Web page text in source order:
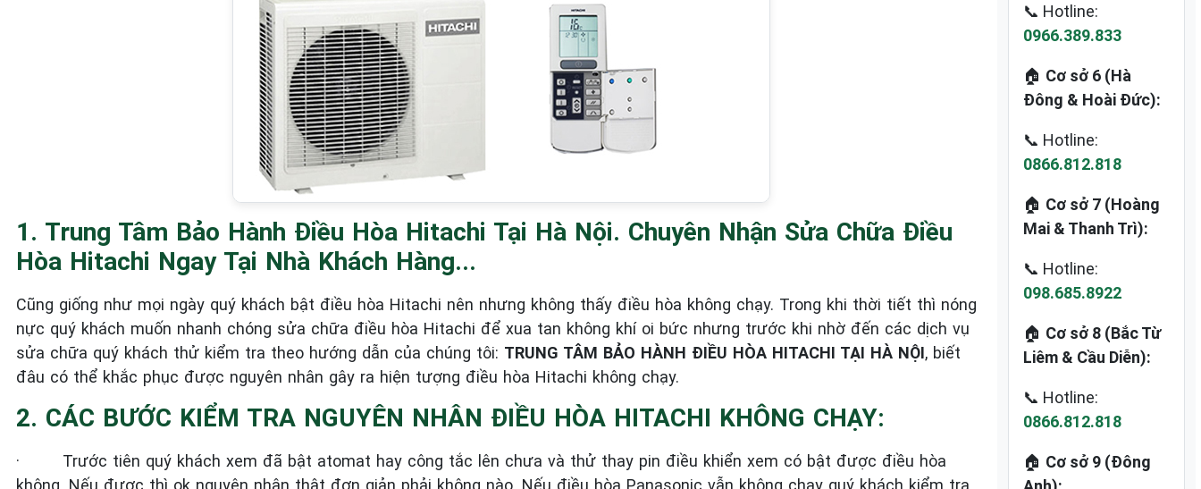
1. Trung Tâm Bảo Hành Điều Hòa Hitachi Tại Hà Nội. Chuyên Nhận Sửa Chữa Điều
Hòa Hitachi Ngay Tại Nhà Khách Hàng...
Cũng giống như mọi ngày quý khách bật điều hòa Hitachi nên nhưng không thấy điều hòa không chạy. Trong khi thời tiết thì nóng
nực quý khách muốn nhanh chóng sửa chữa điều hòa Hitachi để xua tan không khí oi bức nhưng trước khi nhờ đến các dịch vụ
sửa chữa quý khách thử kiểm tra theo hướng dẫn của chúng tôi: TRUNG TÂM BẢO HÀNH ĐIỀU HÒA HITACHI TẠI HÀ NỘI, biết
đâu có thể khắc phục được nguyên nhân gây ra hiện tượng điều hòa Hitachi không chạy.
2. CÁC BƯỚC KIỂM TRA NGUYÊN NHÂN ĐIỀU HÒA HITACHI KHÔNG CHẠY:
· Trước tiên quý khách xem đã bật atomat hay công tắc lên chưa và thử thay pin điều khiển xem có bật được điều hòa
không. Nếu được thì ok nguyên nhân thật đơn giản phải không nào. Nếu điều hòa Panasonic vẫn không chạy quý khách kiểm tra
📞 Hotline:
0966.389.833
🏠 Cơ sở 6 (Hà
Đông & Hoài Đức):
📞 Hotline:
0866.812.818
🏠 Cơ sở 7 (Hoàng
Mai & Thanh Trì):
📞 Hotline:
098.685.8922
🏠 Cơ sở 8 (Bắc Từ
Liêm & Cầu Diễn):
📞 Hotline:
0866.812.818
🏠 Cơ sở 9 (Đông